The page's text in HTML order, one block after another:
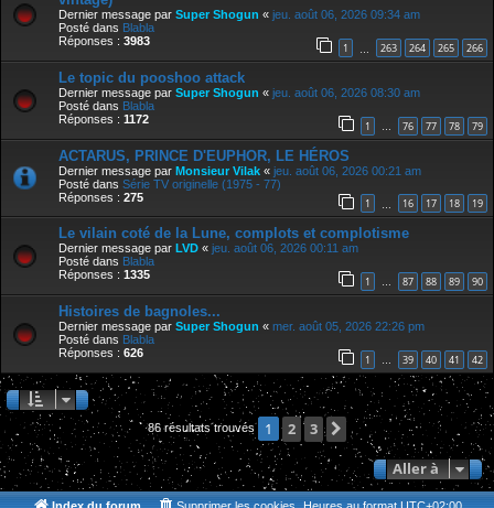
Dernier message par Super Shogun « jeu. août 06, 2026 09:34 am
Posté dans Blabla
Réponses : 3983 1 263 264 265 266
Le topic du pooshoo attack
Dernier message par Super Shogun « jeu. août 06, 2026 08:30 am
Posté dans Blabla
Réponses : 1172 1 … 76 77 78 79
ACTARUS, PRINCE D'EUPHOR, LE HÉROS
Dernier message par Monsieur Vilak « jeu. août 06, 2026 00:21 am
Posté dans Série TV originelle (1975 - 77)
Réponses : 275 1 16 17 18 19
Le vilain coté de la Lune, complots et complotisme
Dernier message par LVD « jeu. août 06, 2026 00:11 am
Posté dans Blabla
Réponses : 1335 1 … 87 88 89 90
Histoires de bagnoles...
Dernier message par Super Shogun « mer. août 05, 2026 22:26 pm
Posté dans Blabla
Réponses : 626 1 … 39 40 41 42
86 résultats trouvés 1 2 3
Suivante
Aller à